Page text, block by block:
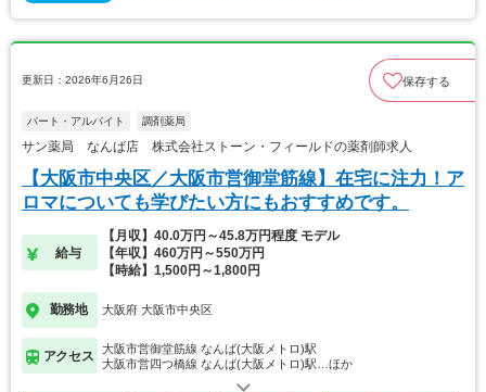
更新日：2026年6月26日 保存する
パート・アルバイト 調剤薬局
サン薬局 なんば店 株式会社ストーン・フィールドの薬剤師求人
【大阪市中央区／大阪市営御堂筋線】在宅に注力！ア
ロマについても学びたい方にもおすすめです。
給与
【月収】40.0万円～45.8万円程度 モデル
【年収】460万円～550万円
【時給】1,500円～1,800円
勤務地 大阪府 大阪市中央区
アクセス
大阪市営御堂筋線 なんば(大阪メトロ)駅
大阪市営四つ橋線 なんば(大阪メトロ)駅…ほか